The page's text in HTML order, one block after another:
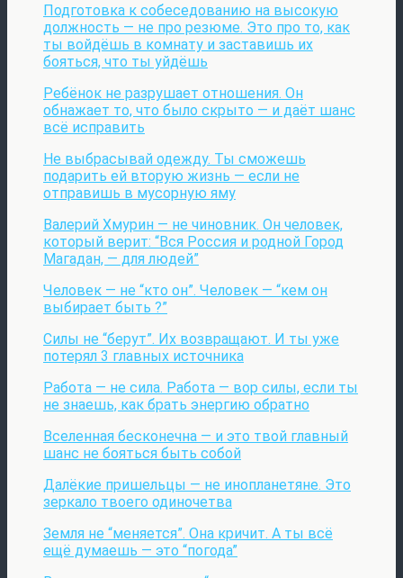
Подготовка к собеседованию на высокую
должность — не про резюме. Это про то, как
ты войдёшь в комнату и заставишь их
бояться, что ты уйдёшь
Ребёнок не разрушает отношения. Он
обнажает то, что было скрыто — и даёт шанс
всё исправить
Не выбрасывай одежду. Ты сможешь
подарить ей вторую жизнь — если не
отправишь в мусорную яму
Валерий Хмурин — не чиновник. Он человек,
который верит: “Вся Россия и родной Город
Магадан, — для людей”
Человек — не “кто он”. Человек — “кем он
выбирает быть ?”
Силы не “берут”. Их возвращают. И ты уже
потерял 3 главных источника
Работа — не сила. Работа — вор силы, если ты
не знаешь, как брать энергию обратно
Вселенная бесконечна — и это твой главный
шанс не бояться быть собой
Далёкие пришельцы — не инопланетяне. Это
зеркало твоего одиночетва
Земля не “меняется”. Она кричит. А ты всё
ещё думаешь — это “погода”